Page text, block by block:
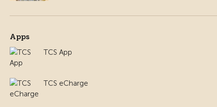
Apps
TCS App
TCS eCharge